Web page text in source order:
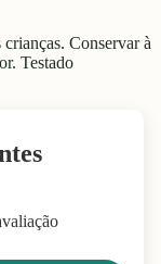
Conservar à
Testado